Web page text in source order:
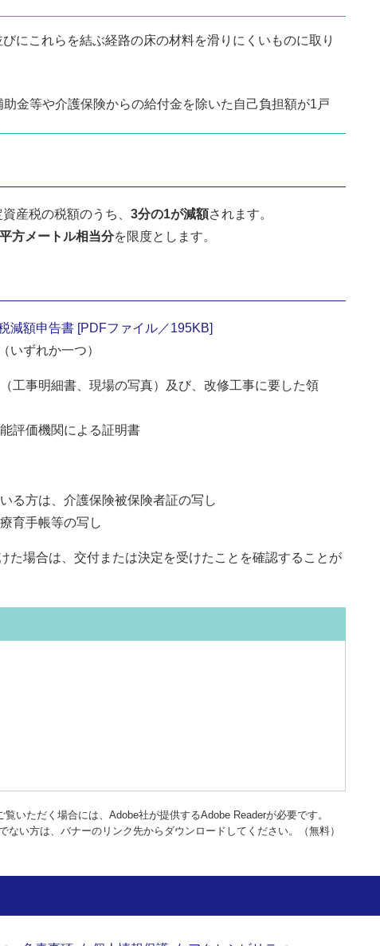
にこれらを結ぶ経路の床の材料を滑りにくいものに取り
助金等や介護保険からの給付金を除いた自己負担額が1戸
産税の税額のうち、 3分の1が減額されます。
方メートル相当分を限度とします。
減額申告書 [PDFファイル／195KB]
いずれか一つ）
工事明細書、現場の写真）及び、改修工事に要した領
評価機関による証明書
る方は、介護保険被保険者証の写し
育手帳等の写し
た場合は、交付または決定を受けたことを確認することが
覧いただく場合には、Adobe社が提供するAdobe Readerが必要です。
ない方は、バナーのリンク先からダウンロードしてください。（無料）